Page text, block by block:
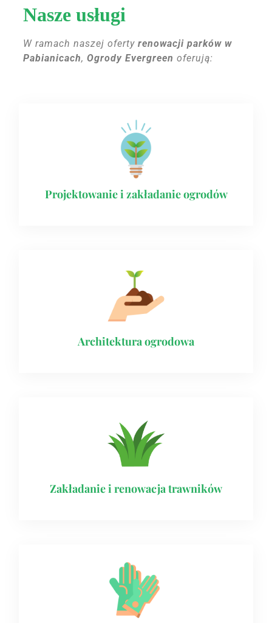
Nasze usługi
W ramach naszej ofertyrenowacji parków w
Pabianicach,Ogrody Evergreen oferują:
Projektowanie i zakładanie ogrodów
Architektura ogrodowa
Zakładanie i renowacja trawników